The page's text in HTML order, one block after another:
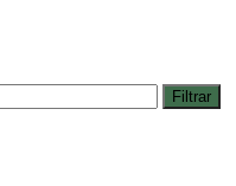
Filtrar